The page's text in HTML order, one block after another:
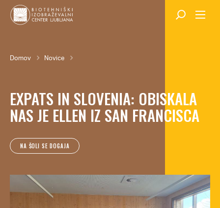
Skok
na
Breadcrumb
Domov Novice
EXPATS IN SLOVENIA: OBISKALA
NAS JE ELLEN IZ SAN FRANCISCA
NA ŠOLI SE DOGAJA